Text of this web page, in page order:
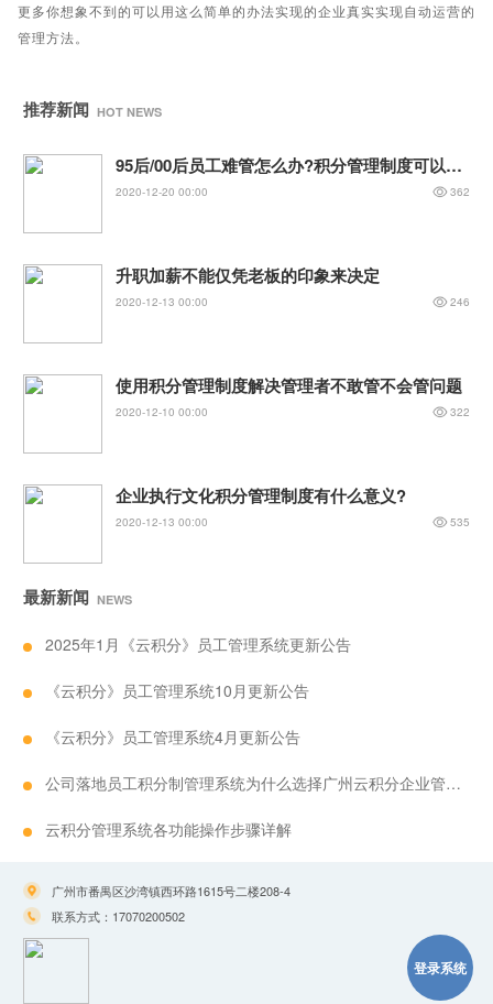
登录系统
更多你想象不到的可以用这么简单的办法实现的企业真实实现自动运营的
管理方法。
推荐新闻 HOT NEWS
95后/00后员工难管怎么办?积分管理制度可以帮您解决问题
2020-12-20 00:00 362
升职加薪不能仅凭老板的印象来决定
2020-12-13 00:00 246
使用积分管理制度解决管理者不敢管不会管问题
2020-12-10 00:00 322
企业执行文化积分管理制度有什么意义?
2020-12-13 00:00 535
最新新闻 NEWS
2025年1月《云积分》员工管理系统更新公告
《云积分》员工管理系统10月更新公告
《云积分》员工管理系统4月更新公告
公司落地员工积分制管理系统为什么选择广州云积分企业管理顾问有限公司
云积分管理系统各功能操作步骤详解
广州市番禺区沙湾镇西环路1615号二楼208-4
联系方式：17070200502